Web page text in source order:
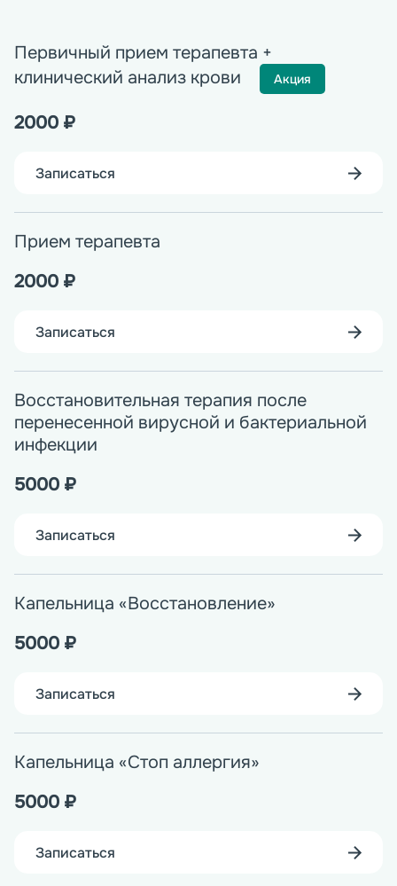
Первичный прием терапевта +
клинический анализ крови
Акция
2000 ₽
Записаться
Прием терапевта
2000 ₽
Записаться
Восстановительная терапия после
перенесенной вирусной и бактериальной
инфекции
5000 ₽
Записаться
Капельница «Восстановление»
5000 ₽
Записаться
Капельница «Стоп аллергия»
5000 ₽
Записаться